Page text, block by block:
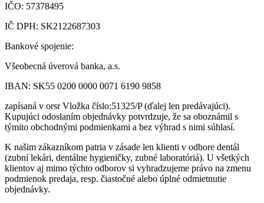
IČO: 57378495
IČ DPH: SK2122687303
Bankové spojenie:
Všeobecná úverová banka, a.s.
IBAN: SK55 0200 0000 0071 6190 9858
zapísaná v orsrVložka číslo:51325/P(ďalej len predávajúci).
Kupujúci odoslaním objednávky potvrdzuje, že sa oboznámil s
týmito obchodnými podmienkami a bez výhrad s nimi súhlasí.
K našim zákazníkom patria v zásade len klienti v odbore dentál
(zubní lekári, dentálne hygieničky, zubné laboratóriá). U všetkých
klientov aj mimo týchto odborov si vyhradzujeme právo na zmenu
podmienok predaja, resp. čiastočné alebo úplné odmietnutie
objednávky.